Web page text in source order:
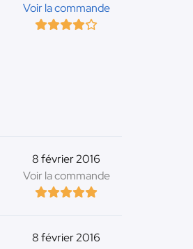
Voir la commande
8 février 2016
Voir la commande
8 février 2016